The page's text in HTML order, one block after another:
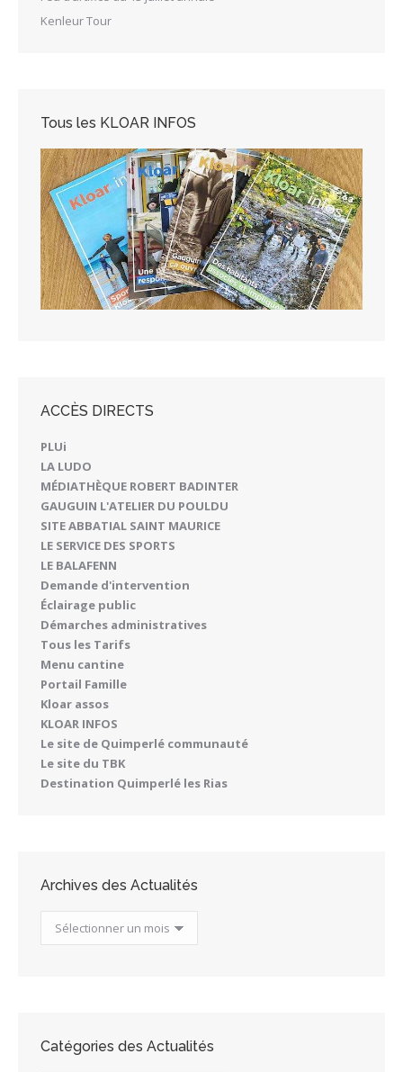
Kenleur Tour
Tous les KLOAR INFOS
ACCÈS DIRECTS
PLUi
LA LUDO
MÉDIATHÈQUE ROBERT BADINTER
GAUGUIN L'ATELIER DU POULDU
SITE ABBATIAL SAINT MAURICE
LE SERVICE DES SPORTS
LE BALAFENN
Demande d'intervention
Éclairage public
Démarches administratives
Tous les Tarifs
Menu cantine
Portail Famille
Kloar assos
KLOAR INFOS
Le site de Quimperlé communauté
Le site du TBK
Destination Quimperlé les Rias
Archives des Actualités
Archives
des
Catégories des Actualités